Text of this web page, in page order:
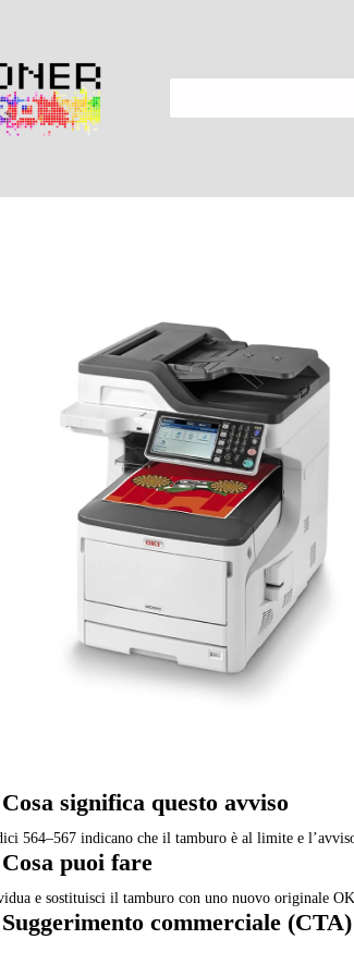
significa questo avviso
564–567 indicano che il tamburo è al limite e
puoi fare
e sostituisci il tamburo con uno nuovo originale
commerciale (CTA)